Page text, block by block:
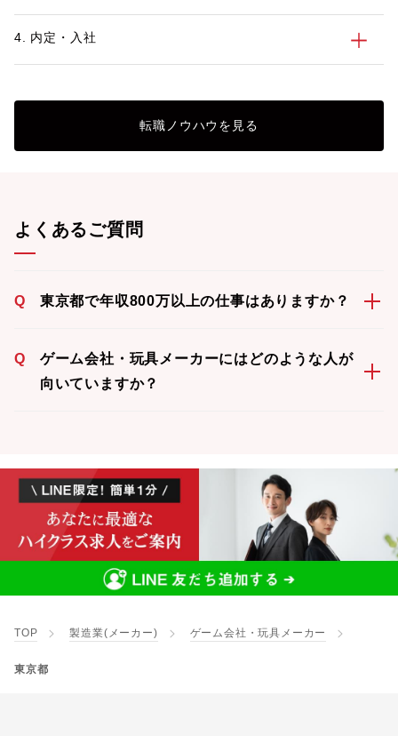
4. 内定・入社
転職ノウハウを見る
よくあるご質問
Q 東京都で年収800万以上の仕事はありますか？
Q
ゲーム会社・玩具メーカーにはどのような人が
向いていますか？
TOP 製造業(メーカー) ゲーム会社・玩具メーカー
東京都